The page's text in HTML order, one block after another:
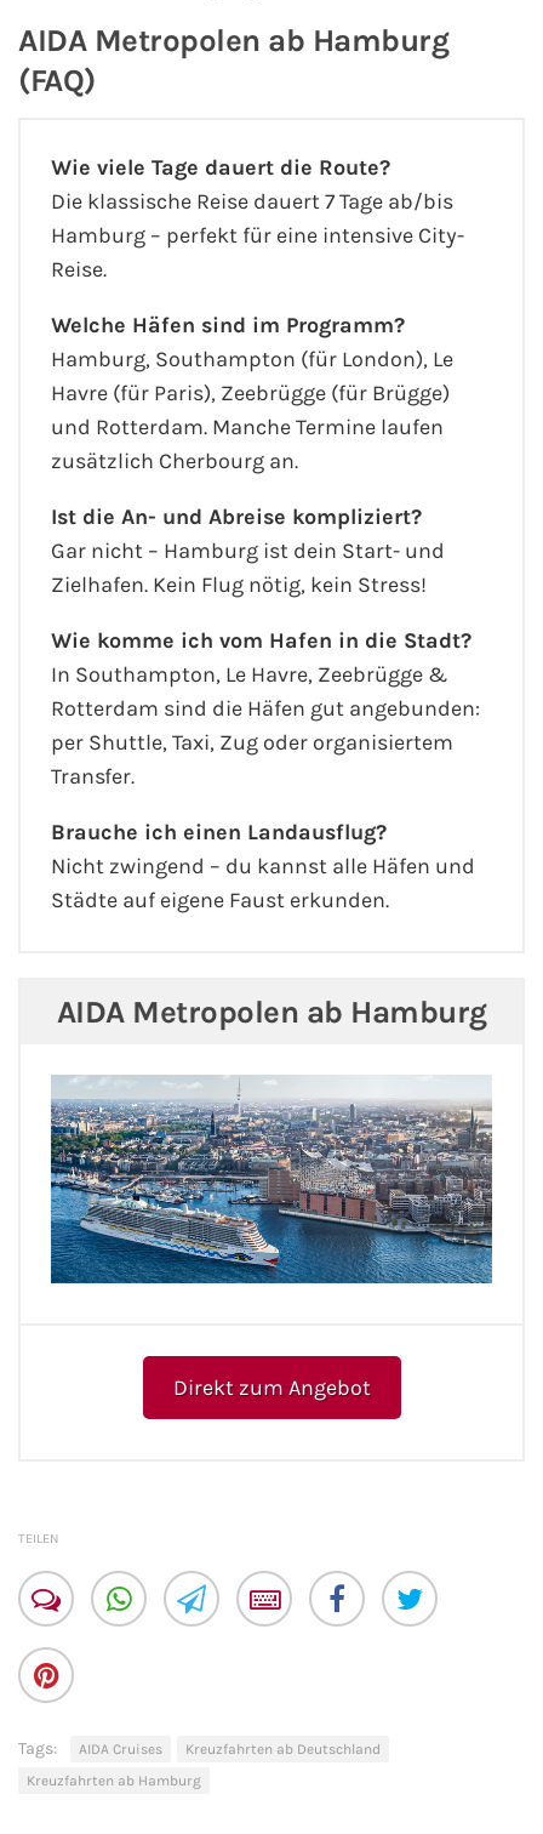
AIDA Metropolen ab Hamburg
(FAQ)
Wie viele Tage dauert die Route?
Die klassische Reise dauert 7 Tage ab/bis
Hamburg – perfekt für eine intensive City-
Reise.
Welche Häfen sind im Programm?
Hamburg, Southampton (für London), Le
Havre (für Paris), Zeebrügge (für Brügge)
und Rotterdam. Manche Termine laufen
zusätzlich Cherbourg an.
Ist die An- und Abreise kompliziert?
Gar nicht – Hamburg ist dein Start- und
Zielhafen. Kein Flug nötig, kein Stress!
Wie komme ich vom Hafen in die Stadt?
In Southampton, Le Havre, Zeebrügge &
Rotterdam sind die Häfen gut angebunden:
per Shuttle, Taxi, Zug oder organisiertem
Transfer.
Brauche ich einen Landausflug?
Nicht zwingend – du kannst alle Häfen und
Städte auf eigene Faust erkunden.
AIDA Metropolen ab Hamburg
Direkt zum Angebot
TEILEN
Tags: AIDA Cruises
Kreuzfahrten ab Deutschland
Kreuzfahrten ab Hamburg